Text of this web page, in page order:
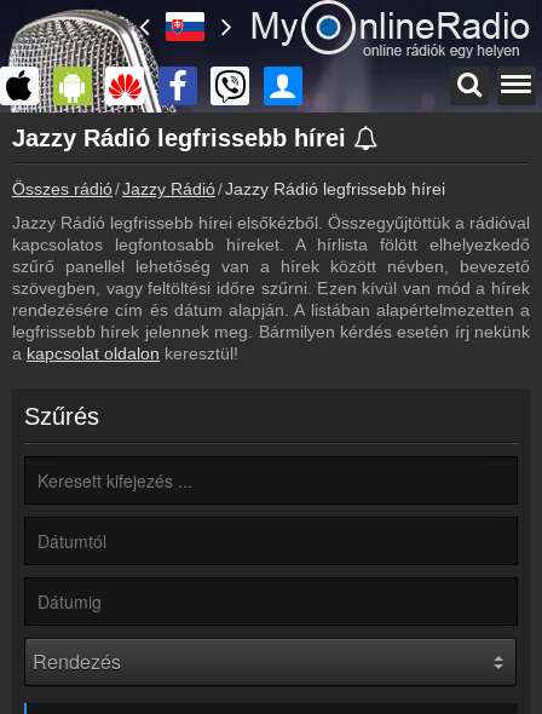
Főoldal
myonlineradio.hu
Jazzy Rádió
Vissza a Jazzy Rádió oldalára
Bejelentkezés
Hozz létre saját fiókot!
Most szól
Tudd meg mi szólt eddig
Műsorújság
Kapcsolat
Partnerek
Rádió beágyazás
Ágyazd be weboldaladba
Jazzy Rádió legfrissebb hírei
Összes rádió Jazzy Rádió Jazzy Rádió legfrissebb hírei
Jazzy Rádió legfrissebb hírei elsőkézből. Összegyűjtöttük a rádióval
kapcsolatos legfontosabb híreket. A hírlista fölött elhelyezkedő
szűrő panellel lehetőség van a hírek között névben, bevezető
szövegben, vagy feltöltési időre szűrni. Ezen kívül van mód a hírek
rendezésére cím és dátum alapján. A listában alapértelmezetten a
legfrissebb hírek jelennek meg. Bármilyen kérdés esetén írj nekünk
a kapcsolat oldalon keresztül!
Szűrés